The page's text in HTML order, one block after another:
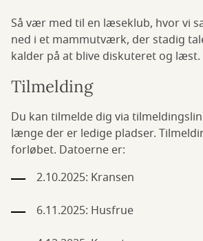
Så vær med til en læseklub, hvor vi
ned i et mammutværk, der stadig
kalder på at blive diskuteret og læst.
Tilmelding
Du kan tilmelde dig via
længe der er ledige pladser.
forløbet. Datoerne er:
2.10.2025: Kransen
6.11.2025: Husfrue